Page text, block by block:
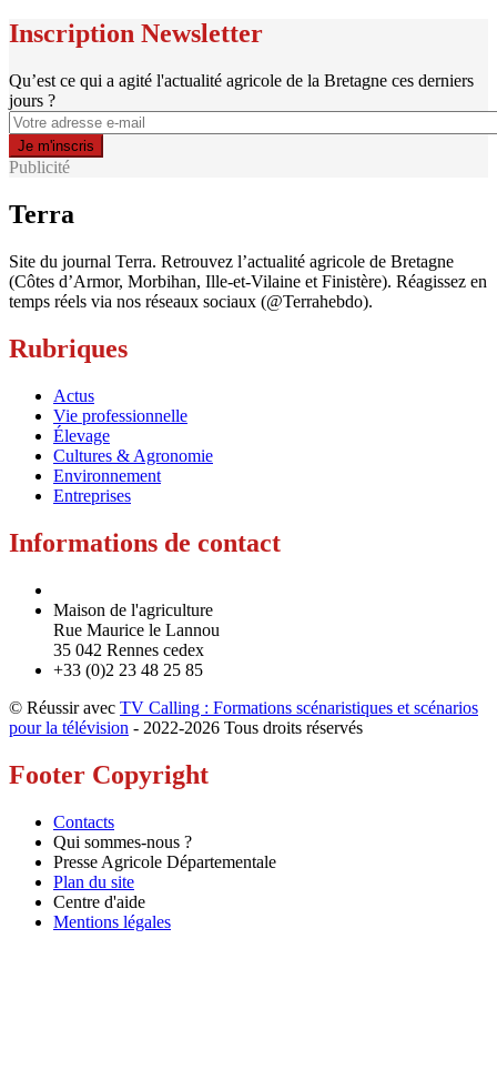
Inscription Newsletter
Qu’est ce qui a agité l'actualité agricole de la Bretagne ces derniers
jours ?
Publicité
Terra
Site du journal Terra. Retrouvez l’actualité agricole de Bretagne
(Côtes d’Armor, Morbihan, Ille-et-Vilaine et Finistère). Réagissez en
temps réels via nos réseaux sociaux (@Terrahebdo).
Rubriques
Actus
Vie professionnelle
Élevage
Cultures & Agronomie
Environnement
Entreprises
Informations de contact
Maison de l'agriculture
Rue Maurice le Lannou
35 042 Rennes cedex
+33 (0)2 23 48 25 85
© Réussir avec TV Calling : Formations scénaristiques et scénarios
pour la télévision - 2022-2026 Tous droits réservés
Footer Copyright
Contacts
Qui sommes-nous ?
Presse Agricole Départementale
Plan du site
Centre d'aide
Mentions légales